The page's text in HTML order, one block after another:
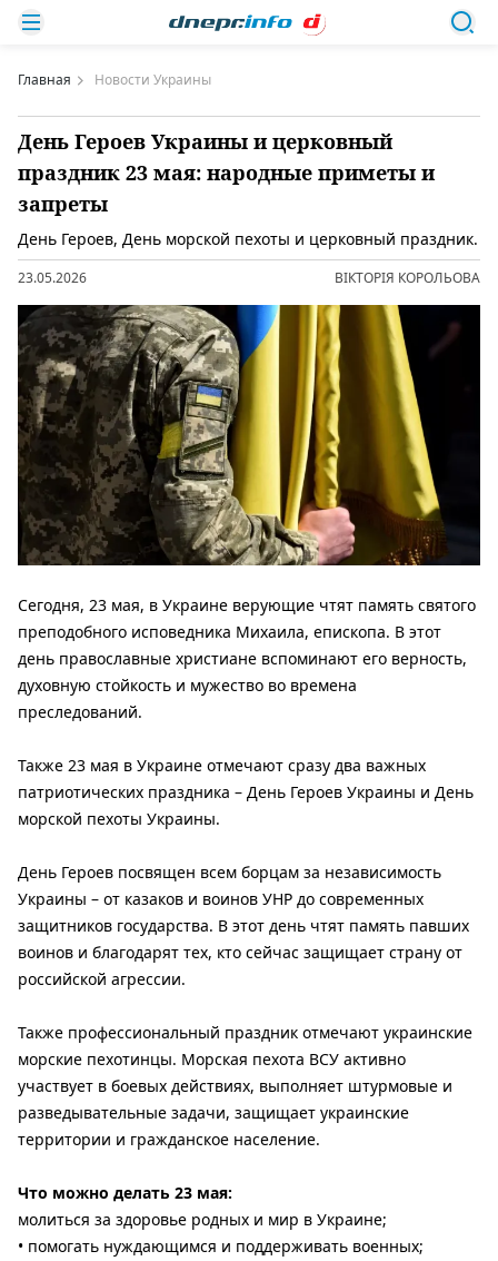
Главная Новости Украины
День Героев Украины и церковный
праздник 23 мая: народные приметы и
запреты
День Героев, День морской пехоты и церковный праздник.
23.05.2026 ВІКТОРІЯ КОРОЛЬОВА
Сегодня, 23 мая, в Украине верующие чтят память святого
преподобного исповедника Михаила, епископа. В этот
день православные христиане вспоминают его верность,
духовную стойкость и мужество во времена
преследований.
Также 23 мая в Украине отмечают сразу два важных
патриотических праздника – День Героев Украины и День
морской пехоты Украины.
День Героев посвящен всем борцам за независимость
Украины – от казаков и воинов УНР до современных
защитников государства. В этот день чтят память павших
воинов и благодарят тех, кто сейчас защищает страну от
российской агрессии.
Также профессиональный праздник отмечают украинские
морские пехотинцы. Морская пехота ВСУ активно
участвует в боевых действиях, выполняет штурмовые и
разведывательные задачи, защищает украинские
территории и гражданское население.
Что можно делать 23 мая:
молиться за здоровье родных и мир в Украине;
• помогать нуждающимся и поддерживать военных;